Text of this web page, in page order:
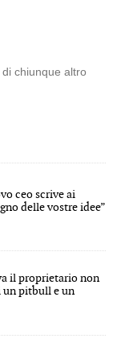
chiunque altro
ceo scrive ai
delle vostre idee”
il proprietario non
un pitbull e un